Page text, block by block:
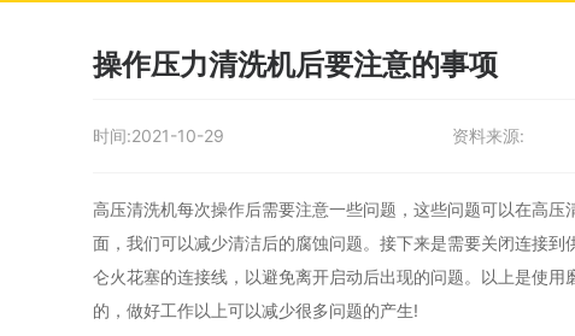
操作压力清洗机后要注意的事项
时间:2021-10-29 资料来源:
高压清洗机每次操作后需要注意一些问题，这些问题可以在高
面，我们可以减少清洁后的腐蚀问题。接下来是需要关闭连接
仑火花塞的连接线，以避免离开启动后出现的问题。以上是使
的，做好工作以上可以减少很多问题的产生!